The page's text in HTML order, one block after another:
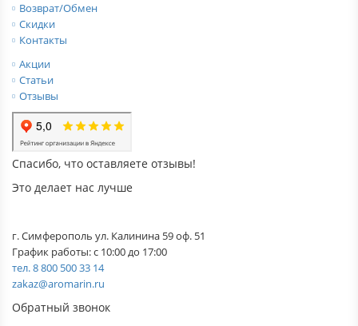
Возврат/Обмен
Скидки
Контакты
Акции
Статьи
Отзывы
Спасибо, что оставляете отзывы!
Это делает нас лучше
г. Симферополь ул. Калинина 59 оф. 51
График работы: с 10:00 до 17:00
тел. 8 800 500 33 14
zakaz@aromarin.ru
Обратный звонок